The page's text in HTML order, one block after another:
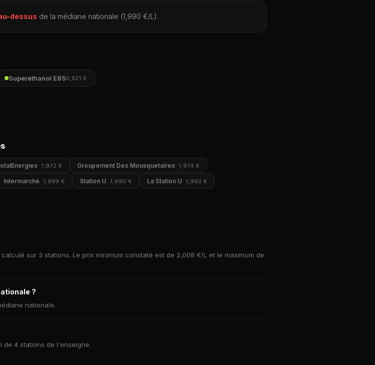
dessus de la médiane nationale (1,990 €/L).
Superéthanol E850,821 €
1,972 € Groupement Des Mousquetaires 1,974 €
Intermarché 1,989 € Station U 1,990 € La Station U 1,993 €
sur 3 stations. Le prix minimum constaté est de 2,008 €/L et le maximum de
?
nationale.
de 4 stations de l'enseigne.